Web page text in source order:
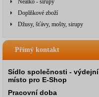
Nealko - sirupy
Doplňkové zboží
Džusy, šťávy, mošty, sirupy
Přímý kontakt
Sídlo společnosti - výdejní
místo pro E-Shop
Pracovní doba